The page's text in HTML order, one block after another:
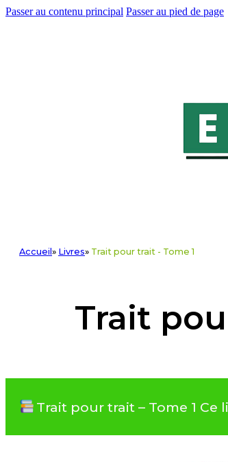
Passer au contenu principal Passer au pied de page
Accueil » Livres» Trait pour trait - Tome 1
Trait
Trait pour trait – Tome 1